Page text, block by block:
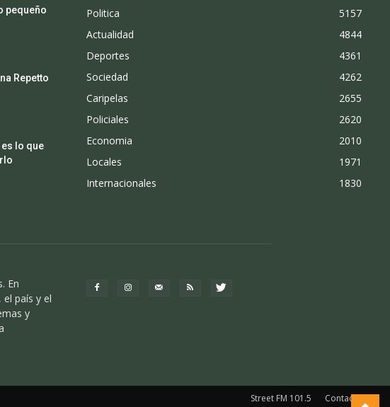
pequeño
Repetto
es lo que
Politica
5157
Actualidad
4844
Deportes
4361
Sociedad
4262
Caripelas
2655
Policiales
2620
Economia
2010
Locales
1971
Internacionales
1830
En
país y el
y
Street FM 101.5 Contacto